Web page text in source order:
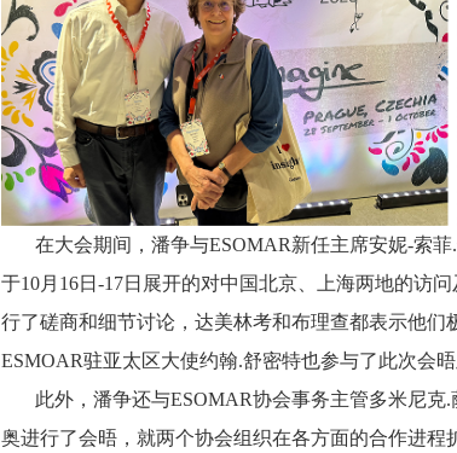
在大会期间，潘争与ESOMAR新任主席安妮-索
于10月16日-17日展开的对中国北京、上海两地的访
行了磋商和细节讨论，达美林考和布理查都表示他们
ESMOAR驻亚太区大使约翰.舒密特也参与了此次会晤
此外，潘争还与ESOMAR协会事务主管多米尼
奥进行了会晤，就两个协会组织在各方面的合作进